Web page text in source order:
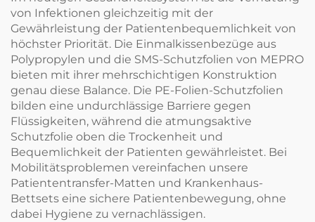
von Infektionen gleichzeitig mit der
Gewährleistung der Patientenbequemlichkeit von
höchster Priorität. Die Einmalkissenbezüge aus
Polypropylen und die SMS-Schutzfolien von MEPRO
bieten mit ihrer mehrschichtigen Konstruktion
genau diese Balance. Die PE-Folien-Schutzfolien
bilden eine undurchlässige Barriere gegen
Flüssigkeiten, während die atmungsaktive
Schutzfolie oben die Trockenheit und
Bequemlichkeit der Patienten gewährleistet. Bei
Mobilitätsproblemen vereinfachen unsere
Patiententransfer-Matten und Krankenhaus-
Bettsets eine sichere Patientenbewegung, ohne
dabei Hygiene zu vernachlässigen.